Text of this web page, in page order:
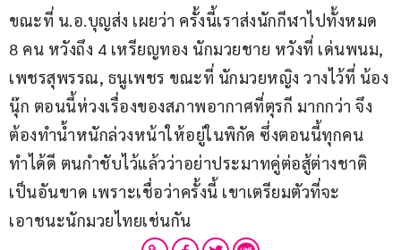
ขณะที่ น.อ.บุญส่ง เผยว่า ครั้งนี้เราส่งนักกีฬาไปทั้งหมด
8 คน หวังถึง 4 เหรียญทอง นักมวยชาย หวังที่ เด่นพนม,
เพชรสุพรรณ, ธนูเพชร ขณะที่ นักมวยหญิง วางไว้ที่ น้อง
นุ๊ก ตอนนี้ห่วงเรื่องของสภาพอากาศที่ตุรกี มากกว่า จึง
ต้องทำน้ำหนักล่วงหน้าให้อยู่ในพิกัด ซึ่งตอนนี้ทุกคน
ทำได้ดี ตนกำชับไว้แล้วว่าอย่าประมาทคู่ต่อสู้ต่างชาติ
เป็นอันขาด เพราะเชื่อว่าครั้งนี้ เขาเตรียมตัวที่จะ
เอาชนะนักมวยไทยเช่นกัน